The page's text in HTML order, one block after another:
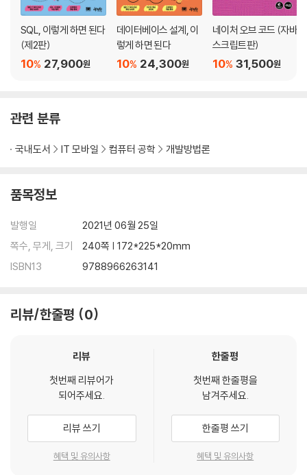
연습 문제
6장 의미 분석
6.1 의미 분석이란?
6.4 블록 구조와 기호 테이블
연습 문제
7장 오류 처리
7.1 오류 처리란?
7.2 오류 발견
7.3 오류 정보 출력
7.4 오류 복구
연습 문제 146
8장 가상 머신과 통역 시스템
8.1 가상 머신이란?
8.2 가상 머신의 기능
8.3 가상 머신의 기억 영역 관리
8.4 가상 기계어로의 변환
8.6 PL/0′ 머신과 PL/0′의 목적 코드
SQL, 이렇게 하면 된다
(제2판)
27,900원
10%
데이터베이스 설계, 이
렇게 하면 된다
24,300원
10%
네이처 오브 코드 (자바
스크립트판)
31,500원
10%
관련 분류
국내도서 IT 모바일 컴퓨터 공학 개발방법론
품목정보
발행일
2021년 06월 25일
쪽수, 무게, 크기
240쪽 | 172*225*20mm
ISBN13
9788966263141
리뷰/한줄평 0
리뷰
첫번째 리뷰어가
되어주세요.
리뷰 쓰기
혜택 및 유의사항
한줄평
첫번째 한줄평을
남겨주세요.
한줄평 쓰기
혜택 및 유의사항